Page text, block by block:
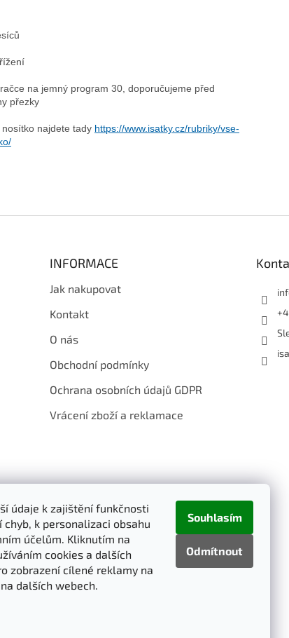
údaje k zajištění funkčnosti
k personalizaci obsahu
účelům. Kliknutím na
cookies a dalších
zobrazení cílené reklamy na
dalších webech.
Odmítnout
Souhlasím
na jemný program 30, doporučujeme před
přezky
najdete tady https://www.isatky.cz/rubriky/vse-
INFORMACE
Jak nakupovat
Kontakt
O nás
Obchodní podmínky
Ochrana osobních údajů GDPR
Vrácení zboží a reklamace